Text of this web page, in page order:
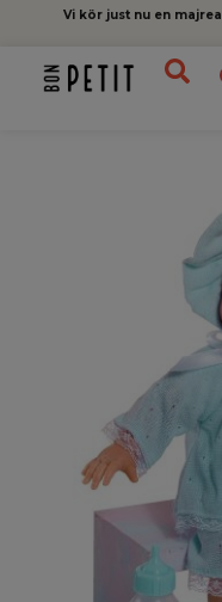
Vi kör just nu en majrea